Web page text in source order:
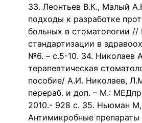
33. Леонтьев В.К., Малый
подходы к разработке
больных в стоматологии
стандартизации в
№6. – с.5-10. 34. Николаев
терапевтическая
пособие/ А.И. Николаев,
перераб. и доп. – М.:
2010.- 928 с. 35. Ньюман
Антимикробные препараты